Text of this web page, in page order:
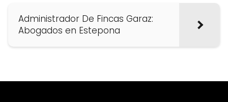
Administrador De Fincas Garaz:
Abogados en Estepona